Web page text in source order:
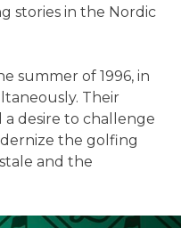
stories in the Nordic
summer of 1996, in
Their
desire to challenge
the golfing
and the